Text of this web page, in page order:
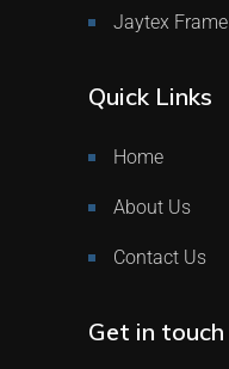
Jaytex Frame
Quick Links
Home
About Us
Contact Us
Get in touch